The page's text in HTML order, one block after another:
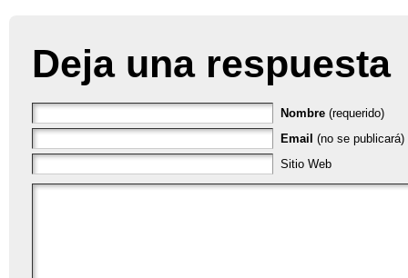
Deja una respuesta
Nombre (requerido)
Email (no se publicará)
Sitio Web